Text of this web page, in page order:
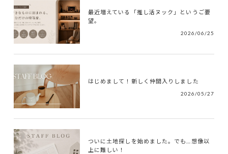
最近増えている「推し活ヌック」というご要
望。
2026/06/25
はじめまして！新しく仲間入りしました
2026/05/27
ついに土地探しを始めました。でも…想像以
上に難しい！